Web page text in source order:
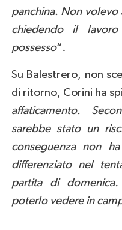
panchina. Non
chiedendo il
possesso“.
Su Balestrero, non
di ritorno, Corini ha
affaticamento.
sarebbe stato un
conseguenza non
differenziato nel
partita di
poterlo vedere in